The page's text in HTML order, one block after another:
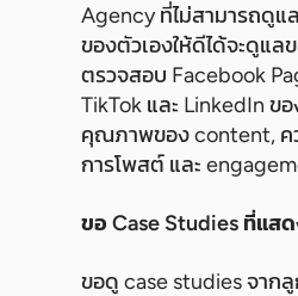
Agency ที่ไม่สามารถดูแ
ของตัวเองให้ดีได้จะดูแล
ตรวจสอบ Facebook
TikTok และ LinkedIn ข
คุณภาพของ content, ค
การโพสต์ และ
ขอ Case Studies ที่แส
ขอดู case studies จาก